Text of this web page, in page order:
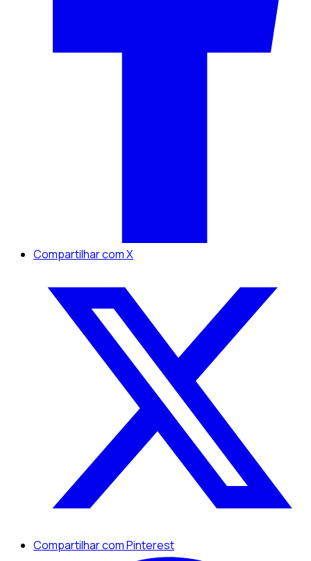
Compartilhar com X
Compartilhar com Pinterest